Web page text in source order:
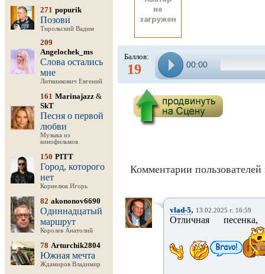
271 popurik
Позови
Тирольский Вадим
209
Angelochek_ms
Слова остались
мне
Литвинкович Евгений
161 Marinajazz &
SkT
Песня о первой
любви
Музыка из
кинофильмов
150 PITT
Город, которого
нет
Корнелюк Игорь
82 akononov6690
Одиннадцатый
маршрут
Королев Анатолий
78 Arturchik2804
Южная мечта
Ждамиров Владимир
Баллов:
19 00:00
Комментарии пользователей
vlad-5, 13.02.2025 г. 16:59
Отличная